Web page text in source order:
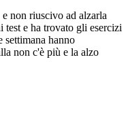
non riuscivo ad alzarla
e ha trovato gli esercizi
settimana hanno
non c'è più e la alzo